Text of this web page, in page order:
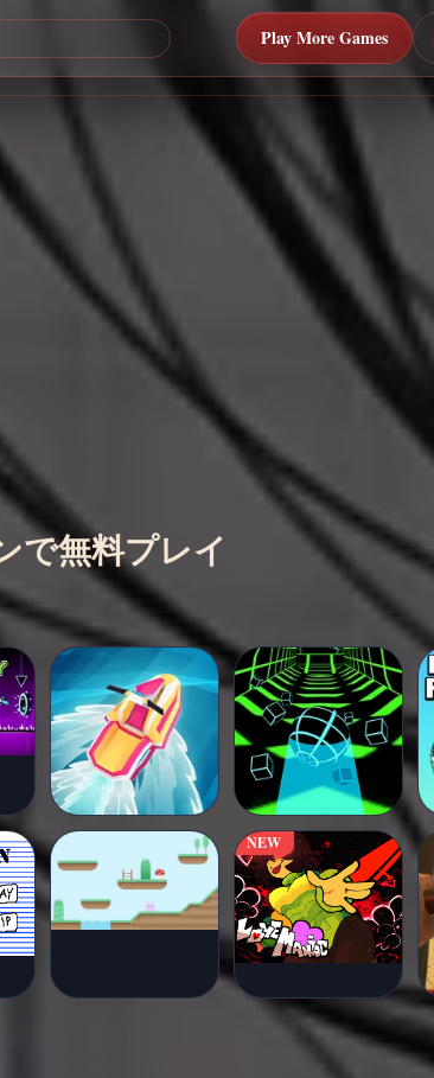
Play More Games
で無料プレイ
NEW